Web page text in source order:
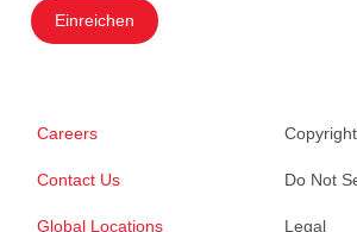
Einreichen
Careers
Contact Us
Global Locations
Do Not
Legal